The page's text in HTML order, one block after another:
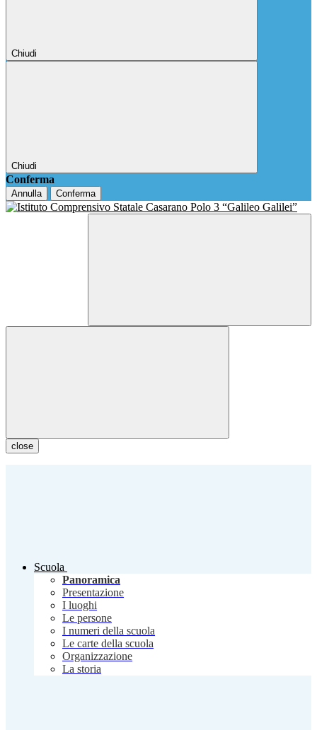
Chiudi
Chiudi
Conferma
Annulla Conferma
close
Scuola
Panoramica
Presentazione
I luoghi
Le persone
I numeri della scuola
Le carte della scuola
Organizzazione
La storia